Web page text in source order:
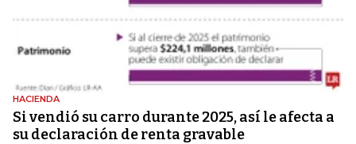
HACIENDA
Si vendió su carro durante 2025, así le afecta a
su declaración de renta gravable